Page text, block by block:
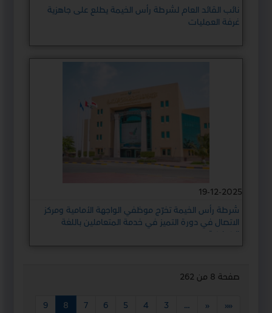
نائب القائد العام لشرطة رأس الخيمة يطلع على جاهزية
غرفة العمليات
19-12-2025
شرطة رأس الخيمة تخرّج موظفي الواجهة الأمامية ومركز
الاتصال في دورة التميز في خدمة المتعاملين باللغة
الإنجليزية
صفحة 8 من 262